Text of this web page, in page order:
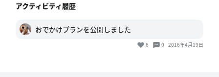
アクティビティ履歴
おでかけプランを公開しました
6 0 2016年4月19日